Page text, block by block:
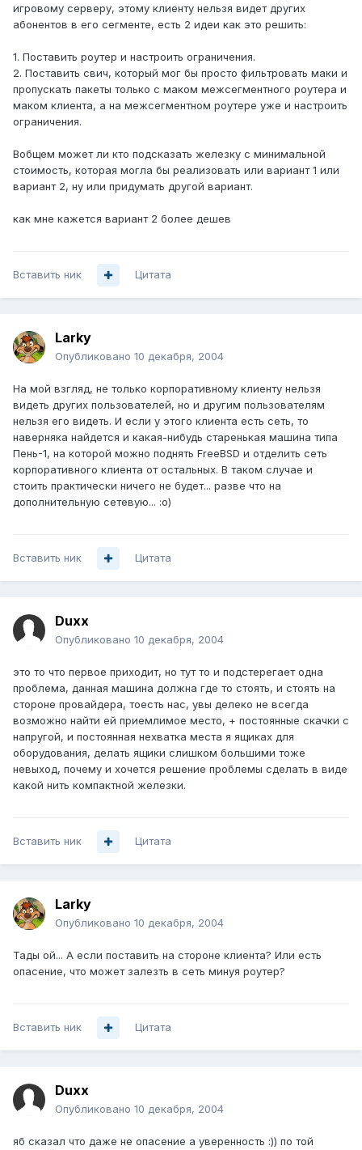
игровому серверу, этому клиенту нельзя видет других
абонентов в его сегменте, есть 2 идеи как это решить:
1. Поставить роутер и настроить ограничения.
2. Поставить свич, который мог бы просто фильтровать маки и
пропускать пакеты только с маком межсегментного роутера и
маком клиента, а на межсегментном роутере уже и настроить
ограничения.
Вобщем может ли кто подсказать железку с минимальной
стоимость, которая могла бы реализовать или вариант 1 или
вариант 2, ну или придумать другой вариант.
как мне кажется вариант 2 более дешев
Вставить ник Цитата
Larky
Опубликовано 10 декабря, 2004
На мой взгляд, не только корпоративному клиенту нельзя
видеть других пользователей, но и другим пользователям
нельзя его видеть. И если у этого клиента есть сеть, то
наверняка найдется и какая-нибудь старенькая машина типа
Пень-1, на которой можно поднять FreeBSD и отделить сеть
корпоративного клиента от остальных. В таком случае и
стоить практически ничего не будет... разве что на
дополнительную сетевую... :о)
Вставить ник Цитата
Duxx
Опубликовано 10 декабря, 2004
это то что первое приходит, но тут то и подстерегает одна
проблема, данная машина должна где то стоять, и стоять на
стороне провайдера, тоесть нас, увы делеко не всегда
возможно найти ей приемлимое место, + постоянные скачки с
напругой, и постоянная нехватка места я ящиках для
оборудования, делать ящики слишком большими тоже
невыход, почему и хочется решение проблемы сделать в виде
какой нить компактной железки.
Вставить ник Цитата
Larky
Опубликовано 10 декабря, 2004
Тады ой... А если поставить на стороне клиента? Или есть
опасение, что может залезть в сеть минуя роутер?
Вставить ник Цитата
Duxx
Опубликовано 10 декабря, 2004
яб сказал что даже не опасение а уверенность :)) по той